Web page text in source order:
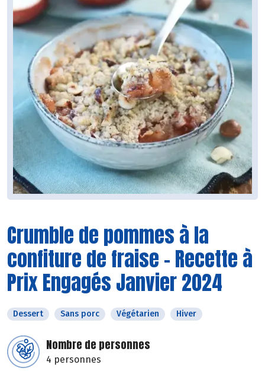
Crumble de pommes à la
confiture de fraise - Recette à
Prix Engagés Janvier 2024
Dessert Sans porc Végétarien Hiver
Nombre de personnes
4 personnes